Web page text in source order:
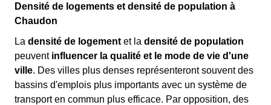
Densité de logements et densité de population à
Chaudon
La densité de logement et la densité de population
peuvent influencer la qualité et le mode de vie d'une
ville. Des villes plus denses représenteront souvent des
bassins d'emplois plus importants avec un système de
transport en commun plus efficace. Par opposition, des